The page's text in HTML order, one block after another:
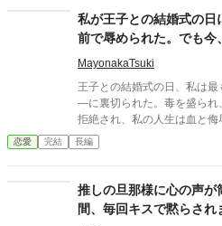
私が王子との結婚式の
前で辱められた。でも今
来た。
MayonakaTsuki
王子との結婚式の日、私は
―に裏切られた。毒を盛られ
拒絶され、私の人生は血と
思えた。しかし、死が私を
―私は同じ回廊で、祭壇の前
得た私は、ただ一つの使命
ものを取り戻し、私を破滅さ
もはや、何も以前のままでは
恋愛 完結 長編
推しの旦那様に心の声
間、毎回キスで黙らされ